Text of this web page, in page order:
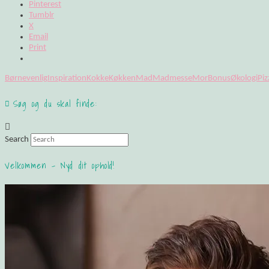
Pinterest
Tumblr
X
Email
Print
BørnevenligInspirationKokkeKøkkenMad MadmesseMorBonusØkologi
Søg og du skal finde:
Search
Velkommen – Nyd dit ophold!